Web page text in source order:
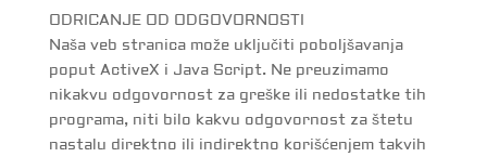
ODRICANJE OD ODGOVORNOSTI
Naša veb stranica može uključiti poboljšavanja
poput ActiveX i Java Script. Ne preuzimamo
nikakvu odgovornost za greške ili nedostatke tih
programa, niti bilo kakvu odgovornost za štetu
nastalu direktno ili indirektno korišćenjem takvih